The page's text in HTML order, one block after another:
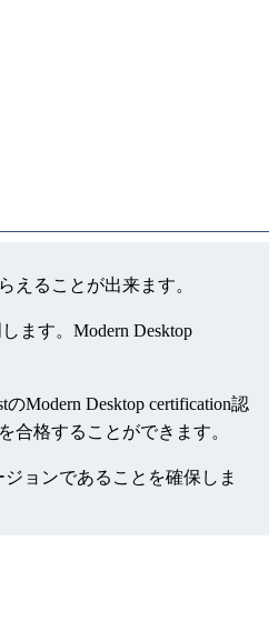
えることが出来ます。
ます。Modern Desktop
Modern Desktop certification認
合格することができます。
ョンであることを確保しま